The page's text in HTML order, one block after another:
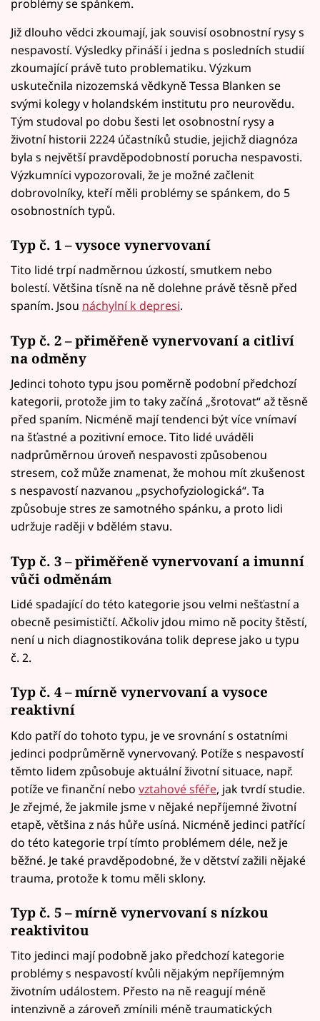
problémy se spánkem.
Již dlouho vědci zkoumají, jak souvisí osobnostní rysy s
nespavostí. Výsledky přináší i jedna s posledních studií
zkoumající právě tuto problematiku. Výzkum
uskutečnila nizozemská vědkyně Tessa Blanken se
svými kolegy v holandském institutu pro neurovědu.
Tým studoval po dobu šesti let osobnostní rysy a
životní historii 2224 účastníků studie, jejichž diagnóza
byla s největší pravděpodobností porucha nespavosti.
Výzkumníci vypozorovali, že je možné začlenit
dobrovolníky, kteří měli problémy se spánkem, do 5
osobnostních typů.
Typ č. 1 – vysoce vynervovaní
Tito lidé trpí nadměrnou úzkostí, smutkem nebo
bolestí. Většina tísně na ně dolehne právě těsně před
spaním. Jsou náchylní k depresi.
Typ č. 2 – přiměřeně vynervovaní a citliví
na odměny
Jedinci tohoto typu jsou poměrně podobní předchozí
kategorii, protože jim to taky začíná „šrotovat“ až těsně
před spaním. Nicméně mají tendenci být více vnímaví
na šťastné a pozitivní emoce. Tito lidé uváděli
nadprůměrnou úroveň nespavosti způsobenou
stresem, což může znamenat, že mohou mít zkušenost
s nespavostí nazvanou „psychofyziologická“. Ta
způsobuje stres ze samotného spánku, a proto lidi
udržuje raději v bdělém stavu.
Typ č. 3 – přiměřeně vynervovaní a imunní
vůči odměnám
Lidé spadající do této kategorie jsou velmi nešťastní a
obecně pesimističtí. Ačkoliv jdou mimo ně pocity štěstí,
není u nich diagnostikována tolik deprese jako u typu
č. 2.
Typ č. 4 – mírně vynervovaní a vysoce
reaktivní
Kdo patří do tohoto typu, je ve srovnání s ostatními
jedinci podprůměrně vynervovaný. Potíže s nespavostí
těmto lidem způsobuje aktuální životní situace, např.
potíže ve finanční nebo vztahové sféře, jak tvrdí studie.
Je zřejmé, že jakmile jsme v nějaké nepříjemné životní
etapě, většina z nás hůře usíná. Nicméně jedinci patřící
do této kategorie trpí tímto problémem déle, než je
běžné. Je také pravděpodobné, že v dětství zažili nějaké
trauma, protože k tomu měli sklony.
Typ č. 5 – mírně vynervovaní s nízkou
reaktivitou
Tito jedinci mají podobně jako předchozí kategorie
problémy s nespavostí kvůli nějakým nepříjemným
životním událostem. Přesto na ně reagují méně
intenzivně a zároveň zmínili méně traumatických